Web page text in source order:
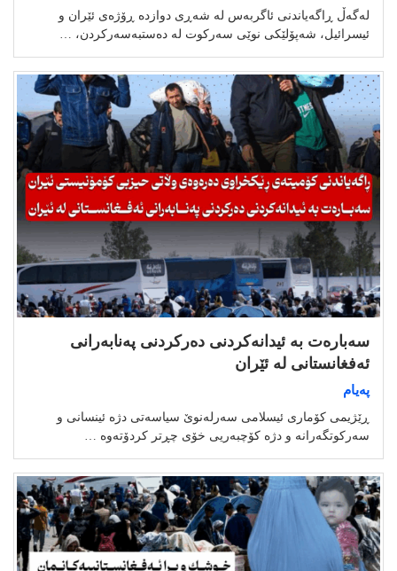
لەگەڵ ڕاگەیاندنی ئاگربەس لە شەڕی دوازدە ڕۆژەی ئێران و
ئیسرائیل، شەپۆلێکی نوێی سەرکوت لە دەستبەسەرکردن، …
سەبارەت بە ئیدانەکردنی دەرکردنی پەنابەرانی
ئەفغانستانی لە ئێران
پەیام
ڕێژیمی کۆماری ئیسلامی سەرلەنوێ سیاسەتی دژە ئینسانی و
سەرکوتگەرانە و دژە کۆچبەریی خۆی چڕتر کردۆتەوە …